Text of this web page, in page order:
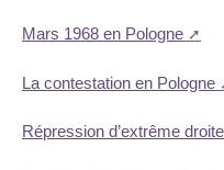
Mars 1968 en Pologne
La contestation en Pologne
Répression d’extrême